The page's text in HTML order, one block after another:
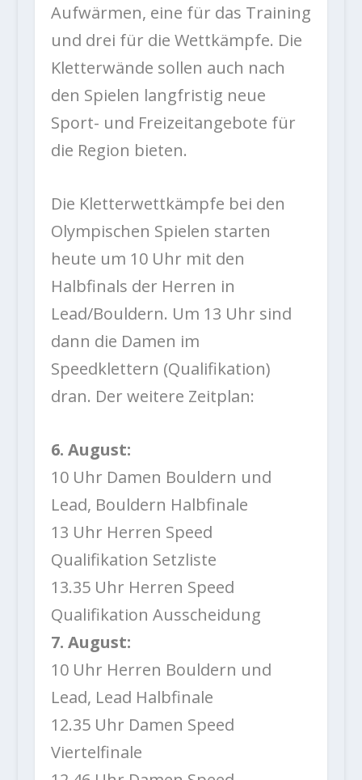
Aufwärmen, eine für das Training
und drei für die Wettkämpfe. Die
Kletterwände sollen auch nach
den Spielen langfristig neue
Sport- und Freizeitangebote für
die Region bieten.
Die Kletterwettkämpfe bei den
Olympischen Spielen starten
heute um 10 Uhr mit den
Halbfinals der Herren in
Lead/Bouldern. Um 13 Uhr sind
dann die Damen im
Speedklettern (Qualifikation)
dran. Der weitere Zeitplan:
6. August:
10 Uhr Damen Bouldern und
Lead, Bouldern Halbfinale
13 Uhr Herren Speed
Qualifikation Setzliste
13.35 Uhr Herren Speed
Qualifikation Ausscheidung
7. August:
10 Uhr Herren Bouldern und
Lead, Lead Halbfinale
12.35 Uhr Damen Speed
Viertelfinale